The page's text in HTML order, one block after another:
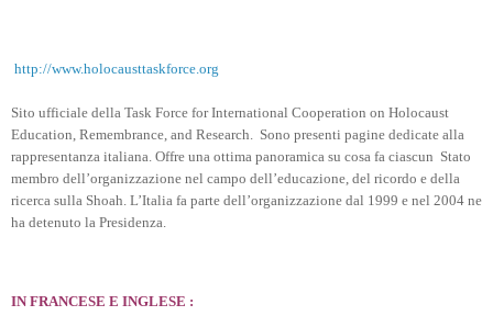
http://www.holocausttaskforce.org
Sito ufficiale della Task Force for International Cooperation on Holocaust
Education, Remembrance, and Research. Sono presenti pagine dedicate alla
rappresentanza italiana. Offre una ottima panoramica su cosa fa ciascun Stato
membro dell’organizzazione nel campo dell’educazione, del ricordo e della
ricerca sulla Shoah. L’Italia fa parte dell’organizzazione dal 1999 e nel 2004 ne
ha detenuto la Presidenza.
IN FRANCESE E INGLESE :